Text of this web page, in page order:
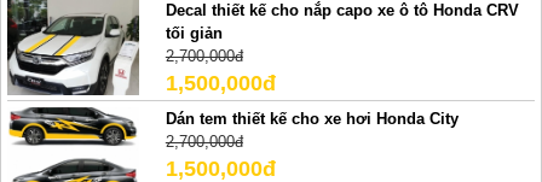
Decal thiết kế cho nắp capo xe ô tô Honda CRV
tối giản
2,700,000đ
1,500,000đ
Dán tem thiết kế cho xe hơi Honda City
2,700,000đ
1,500,000đ